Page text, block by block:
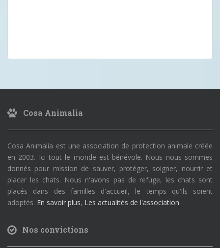
Cosa Animalia
Cosa Animalia est une association de protection animale créée
en 2003. Ici tout le monde est bénévole. Nous nous sommes
donnés pour mission de sauver, protéger, soigner, nourrir et
placer les chats. Nous n'avons pas de refuge, les chats sont
placés dans des familles d'accueil, le temps qu'ils soient
adoptés. En savoir plus, Les actualités de l'association
Nos convictions